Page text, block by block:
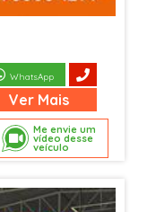
Me envie um
vídeo desse
veículo
WhatsApp
Ver Mais